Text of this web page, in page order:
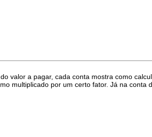
valor a pagar, cada conta mostra como
multiplicado por um certo fator. Já na